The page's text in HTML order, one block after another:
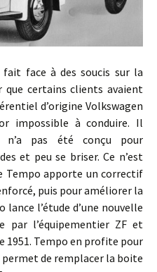
à des soucis sur la
que certains clients avaient
d’origine Volkswagen
impossible à conduire. Il
n’a pas été conçu pour
et peu se briser. Ce n’est
Tempo apporte un correctif
puis pour améliorer la
l’étude d’une nouvelle
par l’équipementier ZF et
1951. Tempo en profite pour
permet de remplacer la boite